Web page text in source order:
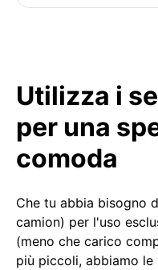
Utilizza i
per una
comoda
Che tu abbia bisogno
camion) per l'uso
(meno che carico
più piccoli, abbiamo